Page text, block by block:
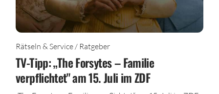
Rätseln & Service / Ratgeber
TV-Tipp: „The Forsytes – Familie
verpflichtet" am 15. Juli im ZDF